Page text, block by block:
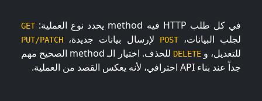
في كل طلب HTTP فيه method يحدد نوع العملية: GET
لجلب البيانات،POST لإرسال بيانات جديدة، PUT/PATCH
للتعديل، وDELETE
للحذف. اختيار الـ method الصحيح مهم
جداً عند بناء API احترافي، لأنه يعكس القصد من العملية.